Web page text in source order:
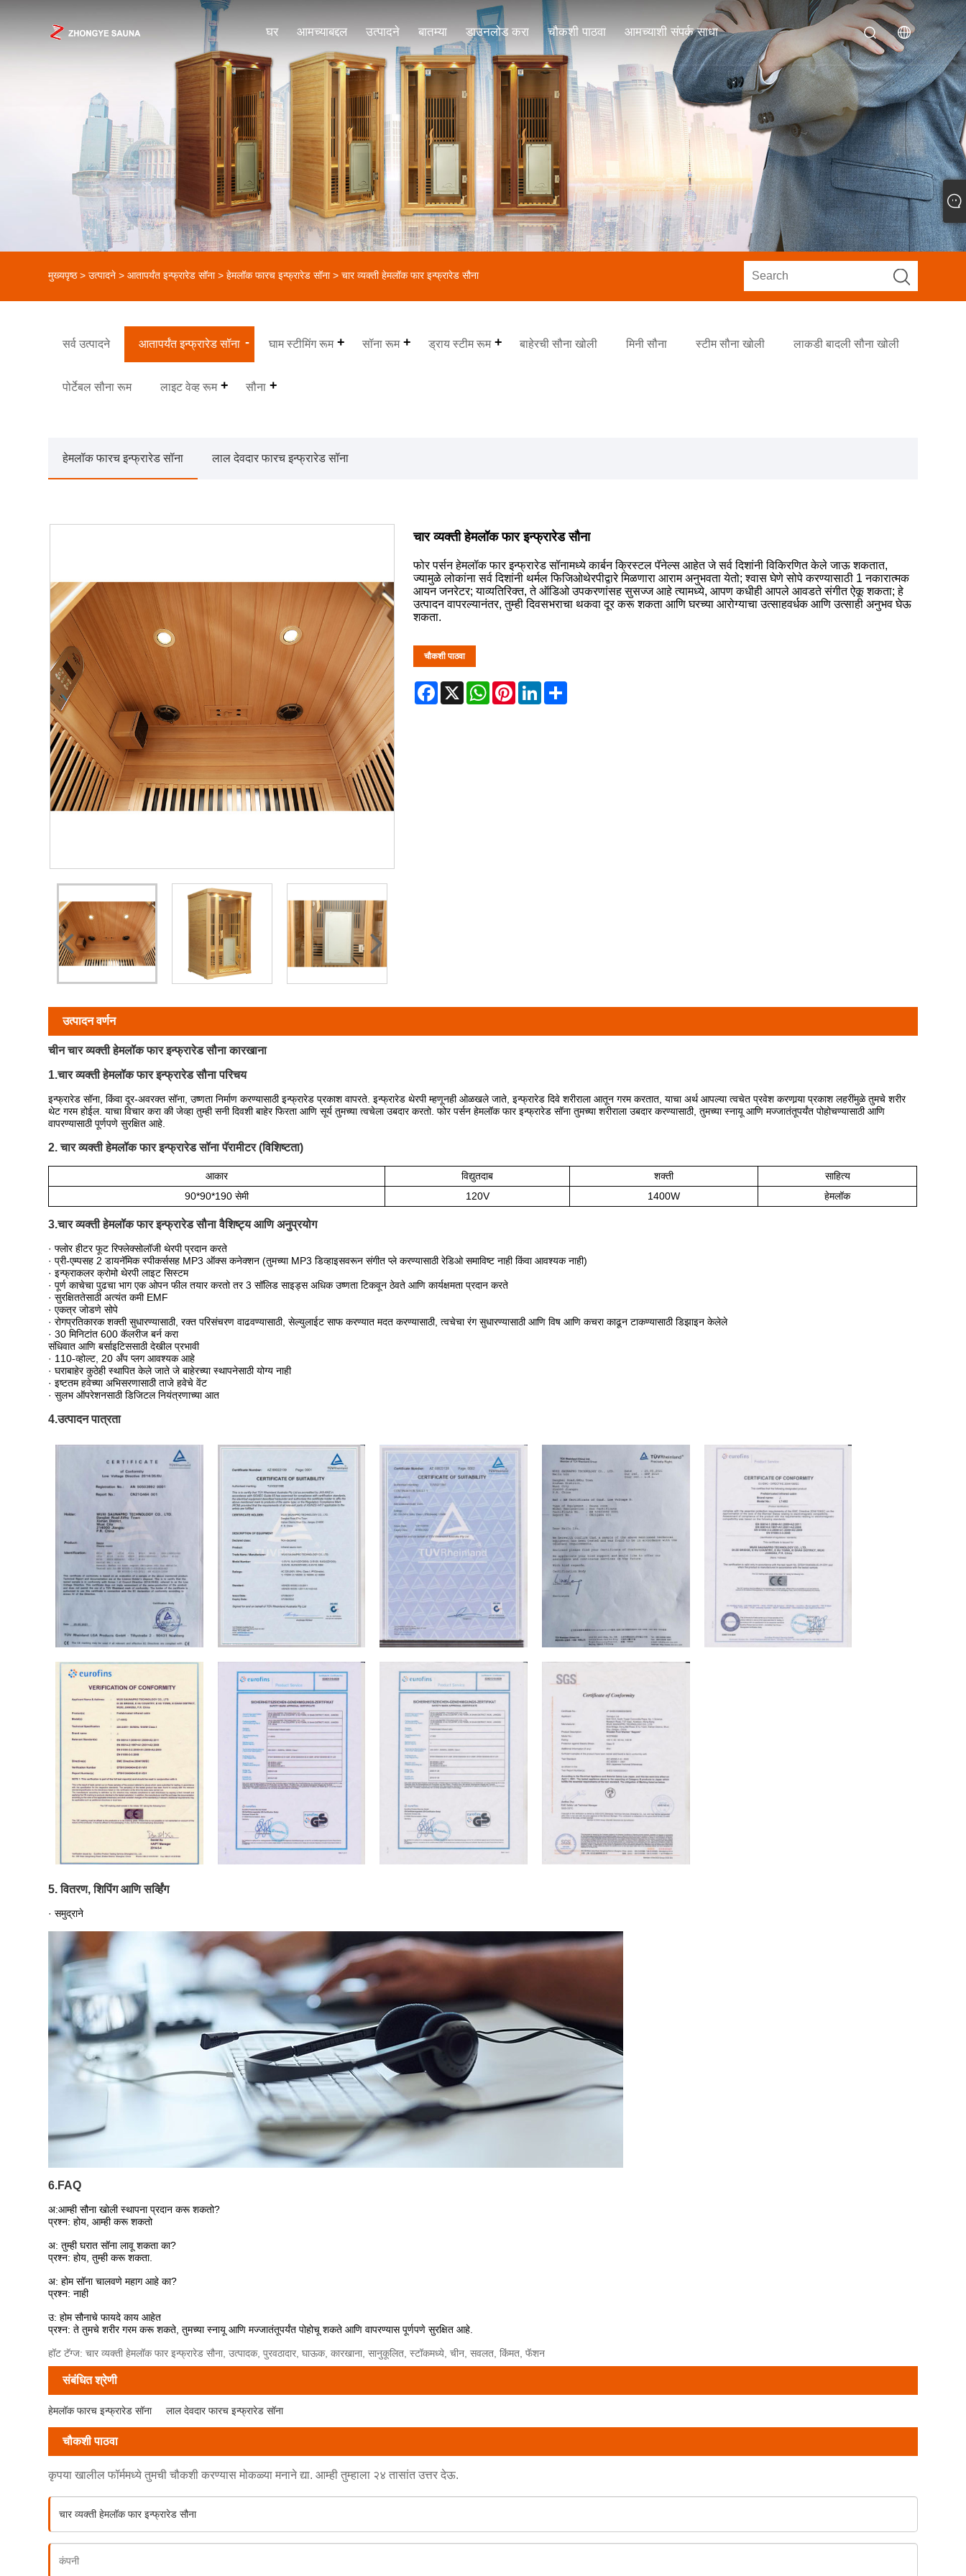
घर आमच्याबद्दल उत्पादने बातम्या डाउनलोड करा चौकशी पाठवा आमच्याशी संपर्क साधा
मुख्यपृष्ठ > उत्पादने >आतापर्यंत इन्फ्रारेड सॉना>हेमलॉक फारच इन्फ्रारेड सॉना> चार व्यक्ती हेमलॉक फार इन्फ्रारेड सौना
सर्व उत्पादने आतापर्यंत इन्फ्रारेड सॉना घाम स्टीमिंग रूम सॉना रूम ड्राय स्टीम रूम बाहेरची सौना खोली मिनी सौना स्टीम सौना खोली लाकडी बादली सौना खोली
पोर्टेबल सौना रूम लाइट वेव्ह रूम सौना
हेमलॉक फारच इन्फ्रारेड सॉना लाल देवदार फारच इन्फ्रारेड सॉना
चार व्यक्ती हेमलॉक फार इन्फ्रारेड सौना
फोर पर्सन हेमलॉक फार इन्फ्रारेड सॉनामध्ये कार्बन क्रिस्टल पॅनेल्स आहेत जे सर्व दिशांनी विकिरणित केले जाऊ शकतात,
ज्यामुळे लोकांना सर्व दिशांनी थर्मल फिजिओथेरपीद्वारे मिळणारा आराम अनुभवता येतो; श्वास घेणे सोपे करण्यासाठी 1 नकारात्मक
आयन जनरेटर; याव्यतिरिक्त, ते ऑडिओ उपकरणांसह सुसज्ज आहे त्यामध्ये, आपण कधीही आपले आवडते संगीत ऐकू शकता; हे
उत्पादन वापरल्यानंतर, तुम्ही दिवसभराचा थकवा दूर करू शकता आणि घरच्या आरोग्याचा उत्साहवर्धक आणि उत्साही अनुभव घेऊ
शकता.
चौकशी पाठवा
Facebook
X WhatsApp
PinterestLinkedIn
उत्पादन वर्णन
चीन चार व्यक्ती हेमलॉक फार इन्फ्रारेड सौना कारखाना
1.चार व्यक्ती हेमलॉक फार इन्फ्रारेड सौना परिचय
इन्फ्रारेड सॉना, किंवा दूर-अवरक्त सॉना, उष्णता निर्माण करण्यासाठी इन्फ्रारेड प्रकाश वापरते. इन्फ्रारेड थेरपी म्हणूनही ओळखले जाते, इन्फ्रारेड दिवे शरीराला आतून गरम करतात, याचा अर्थ आपल्या त्वचेत प्रवेश करणार्‍या प्रकाश लहरींमुळे तुमचे शरीर
थेट गरम होईल. याचा विचार करा की जेव्हा तुम्ही सनी दिवशी बाहेर फिरता आणि सूर्य तुमच्या त्वचेला उबदार करतो. फोर पर्सन हेमलॉक फार इन्फ्रारेड सॉना तुमच्या शरीराला उबदार करण्यासाठी, तुमच्या स्नायू आणि मज्जातंतूपर्यंत पोहोचण्यासाठी आणि
वापरण्यासाठी पूर्णपणे सुरक्षित आहे.
2. चार व्यक्ती हेमलॉक फार इन्फ्रारेड सॉना पॅरामीटर (विशिष्टता)
आकार विद्युतदाब शक्ती
साहित्य
90*90*190 सेमी
120V 1400W हेमलॉक
3.चार व्यक्ती हेमलॉक फार इन्फ्रारेड सौना वैशिष्ट्य आणि अनुप्रयोग
· फ्लोर हीटर फूट रिफ्लेक्सोलॉजी थेरपी प्रदान करते
· प्री-एम्पसह 2 डायनॅमिक स्पीकर्ससह MP3 ऑक्स कनेक्शन (तुमच्या MP3 डिव्हाइसवरून संगीत प्ले करण्यासाठी रेडिओ समाविष्ट नाही किंवा आवश्यक नाही)
· इन्फ्राकलर क्रोमो थेरपी लाइट सिस्टम
· पूर्ण काचेचा पुढचा भाग एक ओपन फील तयार करतो तर 3 सॉलिड साइड्स अधिक उष्णता टिकवून ठेवते आणि कार्यक्षमता प्रदान करते
· सुरक्षिततेसाठी अत्यंत कमी EMF
· एकत्र जोडणे सोपे
· रोगप्रतिकारक शक्ती सुधारण्यासाठी, रक्त परिसंचरण वाढवण्यासाठी, सेल्युलाईट साफ करण्यात मदत करण्यासाठी, त्वचेचा रंग सुधारण्यासाठी आणि विष आणि कचरा काढून टाकण्यासाठी डिझाइन केलेले
· 30 मिनिटांत 600 कॅलरीज बर्न करा
संधिवात आणि बर्साइटिससाठी देखील प्रभावी
· 110-व्होल्ट, 20 अँप प्लग आवश्यक आहे
· घराबाहेर कुठेही स्थापित केले जाते जे बाहेरच्या स्थापनेसाठी योग्य नाही
· इष्टतम हवेच्या अभिसरणासाठी ताजे हवेचे वेंट
· सुलभ ऑपरेशनसाठी डिजिटल नियंत्रणाच्या आत
4.उत्पादन पात्रता
5. वितरण, शिपिंग आणि सर्व्हिंग
· समुद्राने
6.FAQ
अ:आम्ही सौना खोली स्थापना प्रदान करू शकतो?
प्रश्न: होय, आम्ही करू शकतो
अ: तुम्ही घरात सॉना लावू शकता का?
प्रश्न: होय, तुम्ही करू शकता.
अ: होम सॉना चालवणे महाग आहे का?
प्रश्न: नाही
उ: होम सौनाचे फायदे काय आहेत
प्रश्न: ते तुमचे शरीर गरम करू शकते, तुमच्या स्नायू आणि मज्जातंतूपर्यंत पोहोचू शकते आणि वापरण्यास पूर्णपणे सुरक्षित आहे.
हॉट टॅग्ज: चार व्यक्ती हेमलॉक फार इन्फ्रारेड सौना, उत्पादक, पुरवठादार, घाऊक, कारखाना, सानुकूलित, स्टॉकमध्ये, चीन, सवलत, किंमत, फॅशन
संबंधित श्रेणी
हेमलॉक फारच इन्फ्रारेड सॉना लाल देवदार फारच इन्फ्रारेड सॉना
चौकशी पाठवा
कृपया खालील फॉर्ममध्ये तुमची चौकशी करण्यास मोकळ्या मनाने द्या. आम्ही तुम्हाला २४ तासांत उत्तर देऊ.